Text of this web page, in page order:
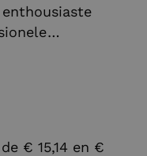
help ze verder
€ 15,14 en €